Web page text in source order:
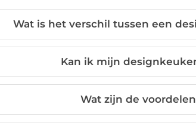
Wat is het verschil tussen een
Kan ik mijn
Wat zijn de